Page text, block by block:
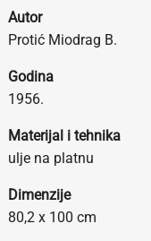
Autor
Protić Miodrag B.
Godina
1956.
Materijal i tehnika
ulje na platnu
Dimenzije
80,2 x 100 cm